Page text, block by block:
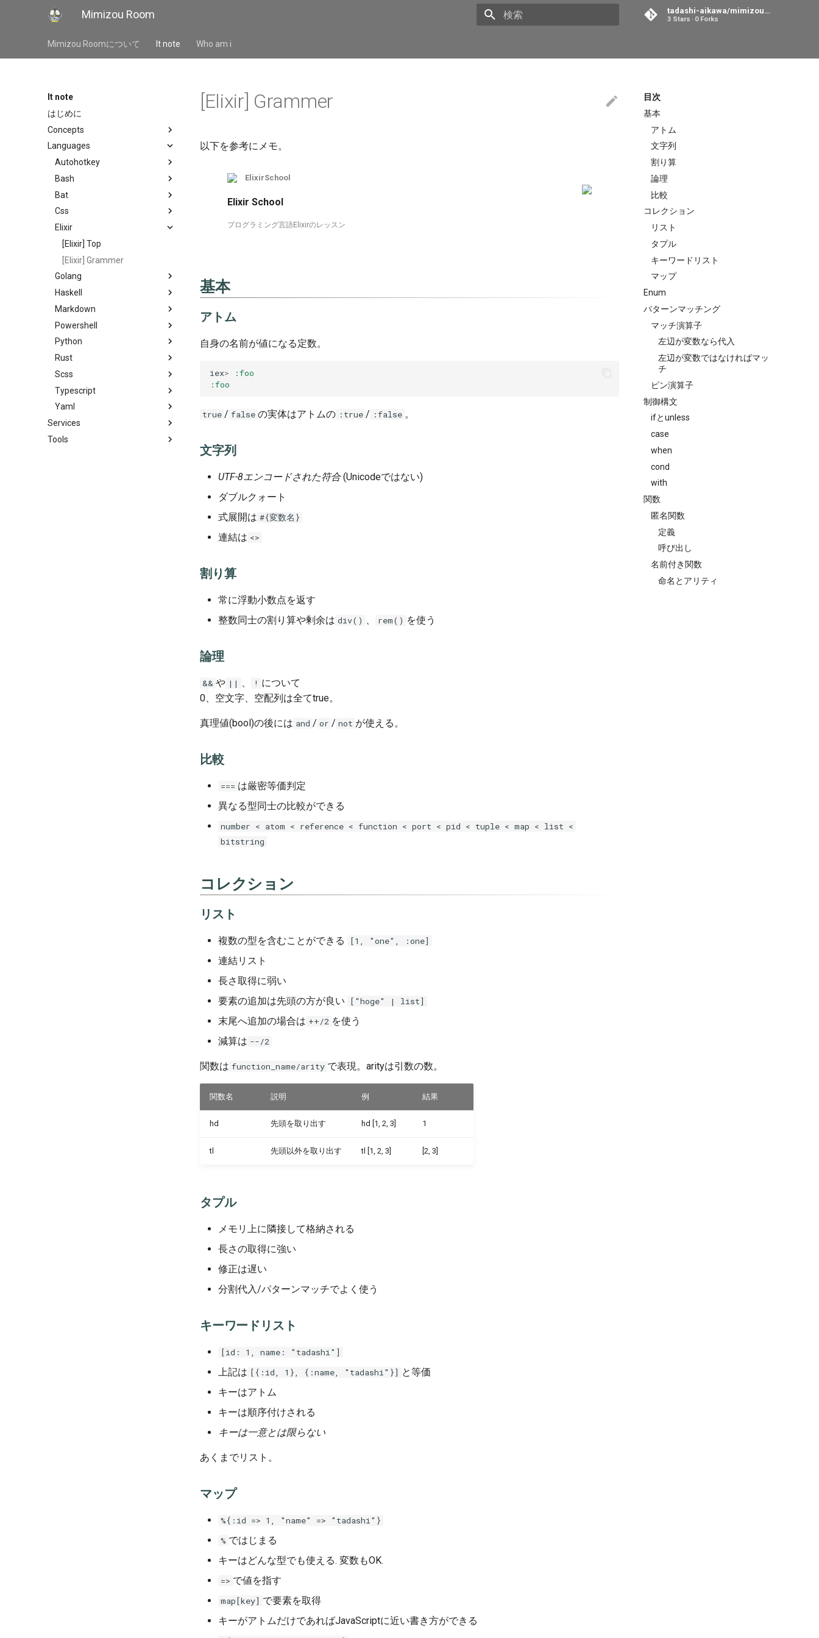
Mimizou Room tadashi-aikawa/mimizou-room
3 Stars 0 Forks
Mimizou Roomについて It note Who am i
It note
はじめに
Concepts
Languages
Autohotkey
Bash
Bat
Css
Elixir
[Elixir] Top
[Elixir] Grammer
Golang
Haskell
Markdown
Powershell
Python
Rust
Scss
Typescript
Yaml
Services
Tools
目次
基本
アトム
文字列
割り算
論理
比較
コレクション
リスト
タプル
キーワードリスト
マップ
Enum
パターンマッチング
マッチ演算子
左辺が変数なら代入
左辺が変数ではなければマッ
チ
ピン演算子
制御構文
ifとunless
case
when
cond
with
関数
匿名関数
定義
呼び出し
名前付き関数
命名とアリティ
[Elixir] Grammer
以下を参考にメモ。
ElixirSchool
Elixir School
プログラミング言語Elixirのレッスン
基本
アトム
自身の名前が値になる定数。
iex>
:foo
:foo
true / false の実体はアトムの :true / :false 。
文字列
UTF-8エンコードされた符合(Unicodeではない)
ダブルクォート
式展開は #{変数名}
連結は <>
割り算
常に浮動小数点を返す
整数同士の割り算や剰余は div() 、 rem() を使う
論理
&& や || 、 ! について
0、空文字、空配列は全てtrue。
真理値(bool)の後には and / or / not が使える。
比較
=== は厳密等価判定
異なる型同士の比較ができる
number < atom < reference < function < port < pid < tuple < map < list <
bitstring
コレクション
リスト
複数の型を含むことができる [1, "one", :one]
連結リスト
長さ取得に弱い
要素の追加は先頭の方が良い
["hoge" | list]
末尾へ追加の場合は ++/2 を使う
減算は --/2
関数は function_name/arity で表現。arityは引数の数。
関数名 説明 例 結果
hd 先頭を取り出す hd [1, 2, 3] 1
tl 先頭以外を取り出す tl [1, 2, 3] [2, 3]
タプル
メモリ上に隣接して格納される
長さの取得に強い
修正は遅い
分割代入/パターンマッチでよく使う
キーワードリスト
[id: 1, name: "tadashi"]
上記は [{:id, 1}, {:name, "tadashi"}] と等価
キーはアトム
キーは順序付けされる
キーは一意とは限らない
あくまでリスト。
マップ
%{:id => 1, "name" => "tadashi"}
% ではじまる
キーはどんな型でも使える. 変数もOK.
=> で値を指す
map[key] で要素を取得
キーがアトムだけであればJavaScriptに近い書き方ができる